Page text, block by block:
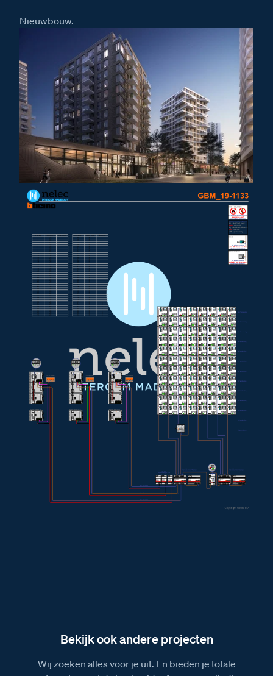
Installatiewijzer KNOOP
Installatiewijzer M-50b videofoon
Installatiewijzer DZ-Rel
Installatiewijzer E-65 voeding
Installatiewijzer E-67 voeding
Afmetingen
Afmetingen van de KNOOP
Afmetingen van het Serie 140V deurstation
Afmetingen van het DZ-Rel relais
Afmetingen van de SUI
Afmetingen van de videofoon M-50b Classe 100
Afmetingen van de E-65 voeding
Afmetingen van de E-67 voeding
Nieuwbouw.
Bekijk ook andere projecten
Wij zoeken alles voor je uit. En bieden je totale